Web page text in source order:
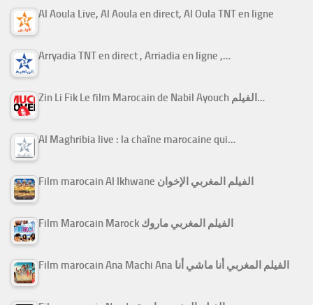
Al Aoula Live, Al Aoula en direct, Al Oula TNT en ligne
Arryadia TNT en direct , Arriadia en ligne ,…
Zin Li Fik Le film Marocain de Nabil Ayouch الفيلم…
Al Maghribia live : la chaîne marocaine qui…
Film marocain Al Ikhwane الفيلم المغربي الإخوان
Film Marocain Marock الفيلم المغربي ماروك
Film marocain Ana Machi Ana الفيلم المغربي أنا ماشي أنا